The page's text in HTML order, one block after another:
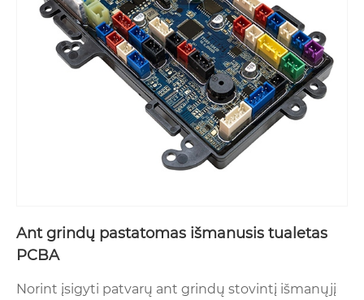
Ant grindų pastatomas išmanusis tualetas
PCBA
Norint įsigyti patvarų ant grindų stovintį išmanųjį